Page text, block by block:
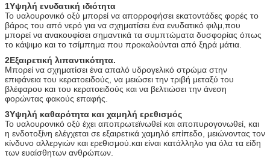
1Υψηλή ενυδατική ιδιότητα
Το υαλουρονικό οξύ μπορεί να απορροφήσει εκατοντάδες φορές το
βάρος του από νερό για να σχηματίσει ένα ενυδατικό φιλμ,που
μπορεί να ανακουφίσει σημαντικά τα συμπτώματα δυσφορίας όπως
το κάψιμο και το τσίμπημα που προκαλούνται από ξηρά μάτια.
2Εξαιρετική λιπαντικότητα.
Μπορεί να σχηματίσει ένα απαλό υδρογελικό στρώμα στην
επιφάνεια του κερατοειδούς, να μειώσει την τριβή μεταξύ του
βλέφαρου και του κερατοειδούς και να βελτιώσει την άνεση
φορώντας φακούς επαφής.
3Υψηλή καθαρότητα και χαμηλή ερεθισμός
Το υαλουρονικό οξύ έχει αποπρωτεϊνωθεί και αποπυρογονωθεί, και
η ενδοτοξίνη ελέγχεται σε εξαιρετικά χαμηλό επίπεδο, μειώνοντας τον
κίνδυνο αλλεργιών και ερεθισμού.και είναι κατάλληλο για όλα τα είδη
των ευαίσθητων ανθρώπων.